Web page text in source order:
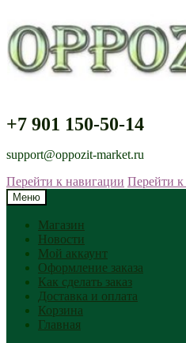
+7 901 150-50-14
support@oppozit-market.ru
Перейти к навигации Перейти
Меню
Магазин
Новости
Мой аккаунт
Оформление заказа
Как сделать заказ
Доставка и оплата
Корзина
Главная